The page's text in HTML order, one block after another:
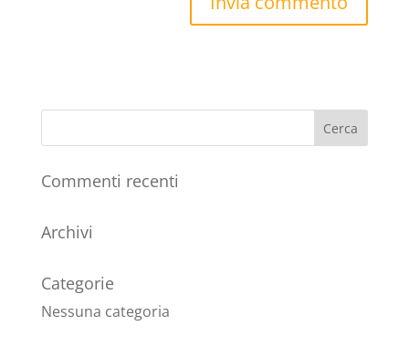
Commenti recenti
Archivi
Categorie
Nessuna categoria